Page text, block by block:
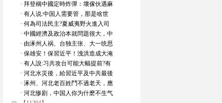
· 拜登稱中國定時炸彈：壞傢伙遇麻
· 有人说:中国人需要管，那是啥世
· 何為司法民主?夏威夷野火進入司
· 中國經濟及政治本就問題很大，中
· 由涿州人祸、台独主张、大一统思
· 保雄安！保習近平！洩洪造成大淹
· 有人說:习共攻台可能大幅提前?有
· 河北水災後，給習近平及中共最後
· 涿州、河北老百姓鬥不過老天，應
· 河北惨剧，中国人你为什麽不生气